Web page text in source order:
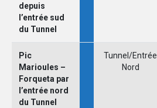
depuis
l’entrée sud
du Tunnel
Pic
Marioules –
Forqueta par
l’entrée nord
du Tunnel
Tunnel/Entrée
Nord